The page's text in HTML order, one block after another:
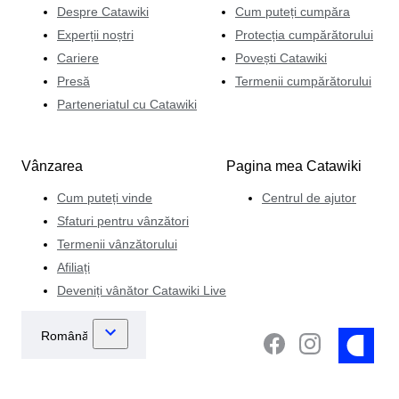
Despre Catawiki
Experții noștri
Cariere
Presă
Parteneriatul cu Catawiki
Cum puteți cumpăra
Protecția cumpărătorului
Povești Catawiki
Termenii cumpărătorului
Vânzarea
Cum puteți vinde
Sfaturi pentru vânzători
Termenii vânzătorului
Afiliați
Deveniți vânător Catawiki Live
Pagina mea Catawiki
Centrul de ajutor